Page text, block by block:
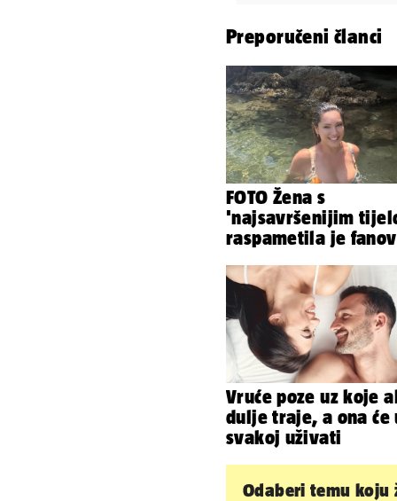
Preporučeni članci
FOTO Žena s
'najsavršenijim
raspametila je
plićaka
Vruće poze uz koje
dulje traje, a ona će
svakoj uživati
Odaberi temu koju